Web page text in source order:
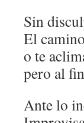
Sin
El
o te
pero al
Ante lo